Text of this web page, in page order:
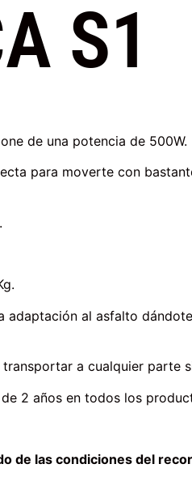
S1
de una potencia de 500W.
para moverte con
adaptación al asfalto
a cualquier parte
2 años en todos los
de las condiciones del